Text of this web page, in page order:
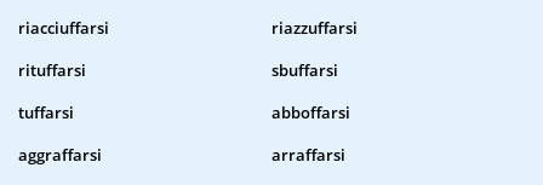
riacciuffarsi
riazzuffarsi
rituffarsi
sbuffarsi
tuffarsi
abboffarsi
aggraffarsi
arraffarsi